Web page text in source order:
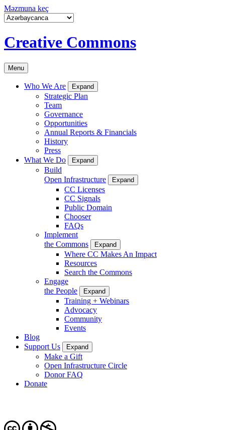
Məzmuna keç
Creative Commons
Menu
Who We Are Expand
Strategic Plan
Team
Governance
Opportunities
Annual Reports & Financials
History
Press
What We Do
Expand
Build
Open Infrastructure
Expand
CC Licenses
CC Signals
Public Domain
Chooser
FAQs
Implement
the Commons
Expand
Where CC Makes An Impact
Resources
Search the Commons
Engage
the People
Expand
Training + Webinars
Advocacy
Community
Events
Blog
Support Us
Expand
Make a Gift
Open Infrastructure Circle
Donor FAQ
Donate